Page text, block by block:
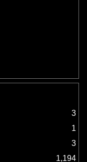
3
1
3
1,194